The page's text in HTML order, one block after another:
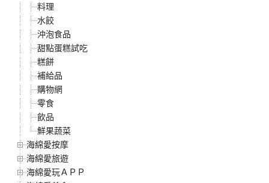
料理
水餃
沖泡食品
甜點蛋糕試吃
糕餅
補給品
購物網
零食
飲品
鮮果蔬菜
海綿愛按摩
海綿愛旅遊
海綿愛玩ＡＰＰ